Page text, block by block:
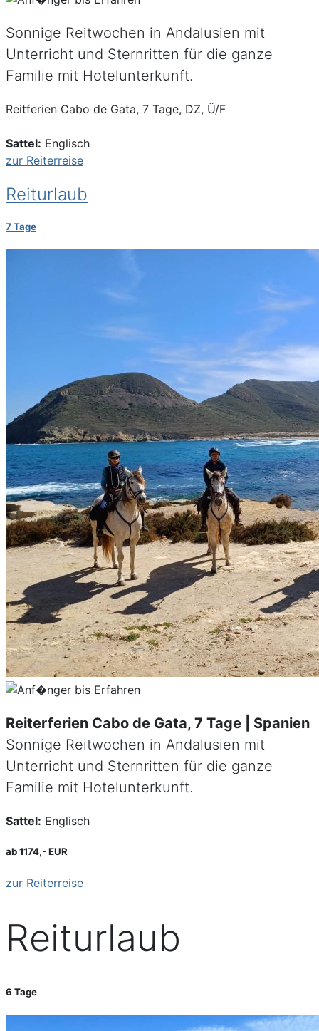
Sonnige Reitwochen in Andalusien mit
Unterricht und Sternritten für die ganze
Familie mit Hotelunterkunft.
Reitferien Cabo de Gata, 7 Tage, DZ, Ü/F
Sattel: Englisch
zur Reiterreise
Reiturlaub
7 Tage
Reiterferien Cabo de Gata, 7 Tage | Spanien
Sonnige Reitwochen in Andalusien mit
Unterricht und Sternritten für die ganze
Familie mit Hotelunterkunft.
Sattel: Englisch
ab 1174,- EUR
zur Reiterreise
Reiturlaub
6 Tage